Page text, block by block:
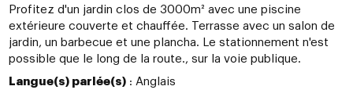
Profitez d'un jardin clos de 3000m² avec une piscine
extérieure couverte et chauffée. Terrasse avec un salon de
jardin, un barbecue et une plancha. Le stationnement n'est
possible que le long de la route., sur la voie publique.
Langue(s) parlée(s): Anglais